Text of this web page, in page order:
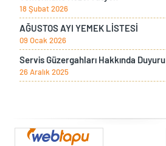
18 Şubat 2026
AĞUSTOS AYI YEMEK LİSTESİ
09 Ocak 2026
Servis Güzergahları Hakkında Duyuru
26 Aralık 2025